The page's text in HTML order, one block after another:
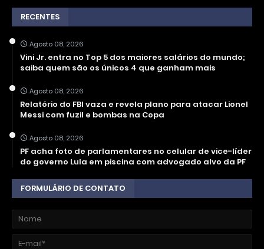
RECENTES
Agosto 08, 2026
Vini Jr. entra no Top 5 dos maiores salários do mundo;
saiba quem são os únicos 4 que ganham mais
Agosto 08, 2026
Relatório do FBI vaza e revela plano para atacar Lionel
Messi com fuzil e bombas na Copa
Agosto 08, 2026
PF acha foto de parlamentares no celular de vice-líder
do governo Lula em piscina com advogado alvo da PF
FORMULÁRIO DE CONTATO